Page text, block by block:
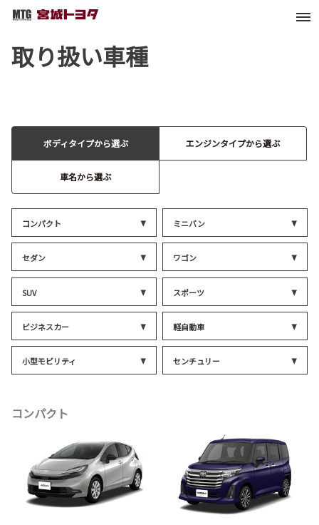
取り扱い車種
ボディタイプから選ぶ エンジンタイプから選ぶ
車名から選ぶ
コンパクト ミニバン
セダン ワゴン
SUV スポーツ
ビジネスカー 軽自動車
小型モビリティ センチュリー
コンパクト